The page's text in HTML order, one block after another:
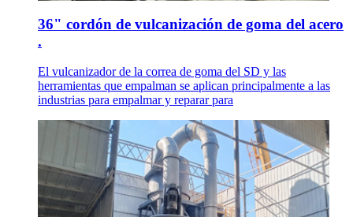
36" cordón de vulcanización de goma del acero
.
El vulcanizador de la correa de goma del SD y las
herramientas que empalman se aplican principalmente a las
industrias para empalmar y reparar para